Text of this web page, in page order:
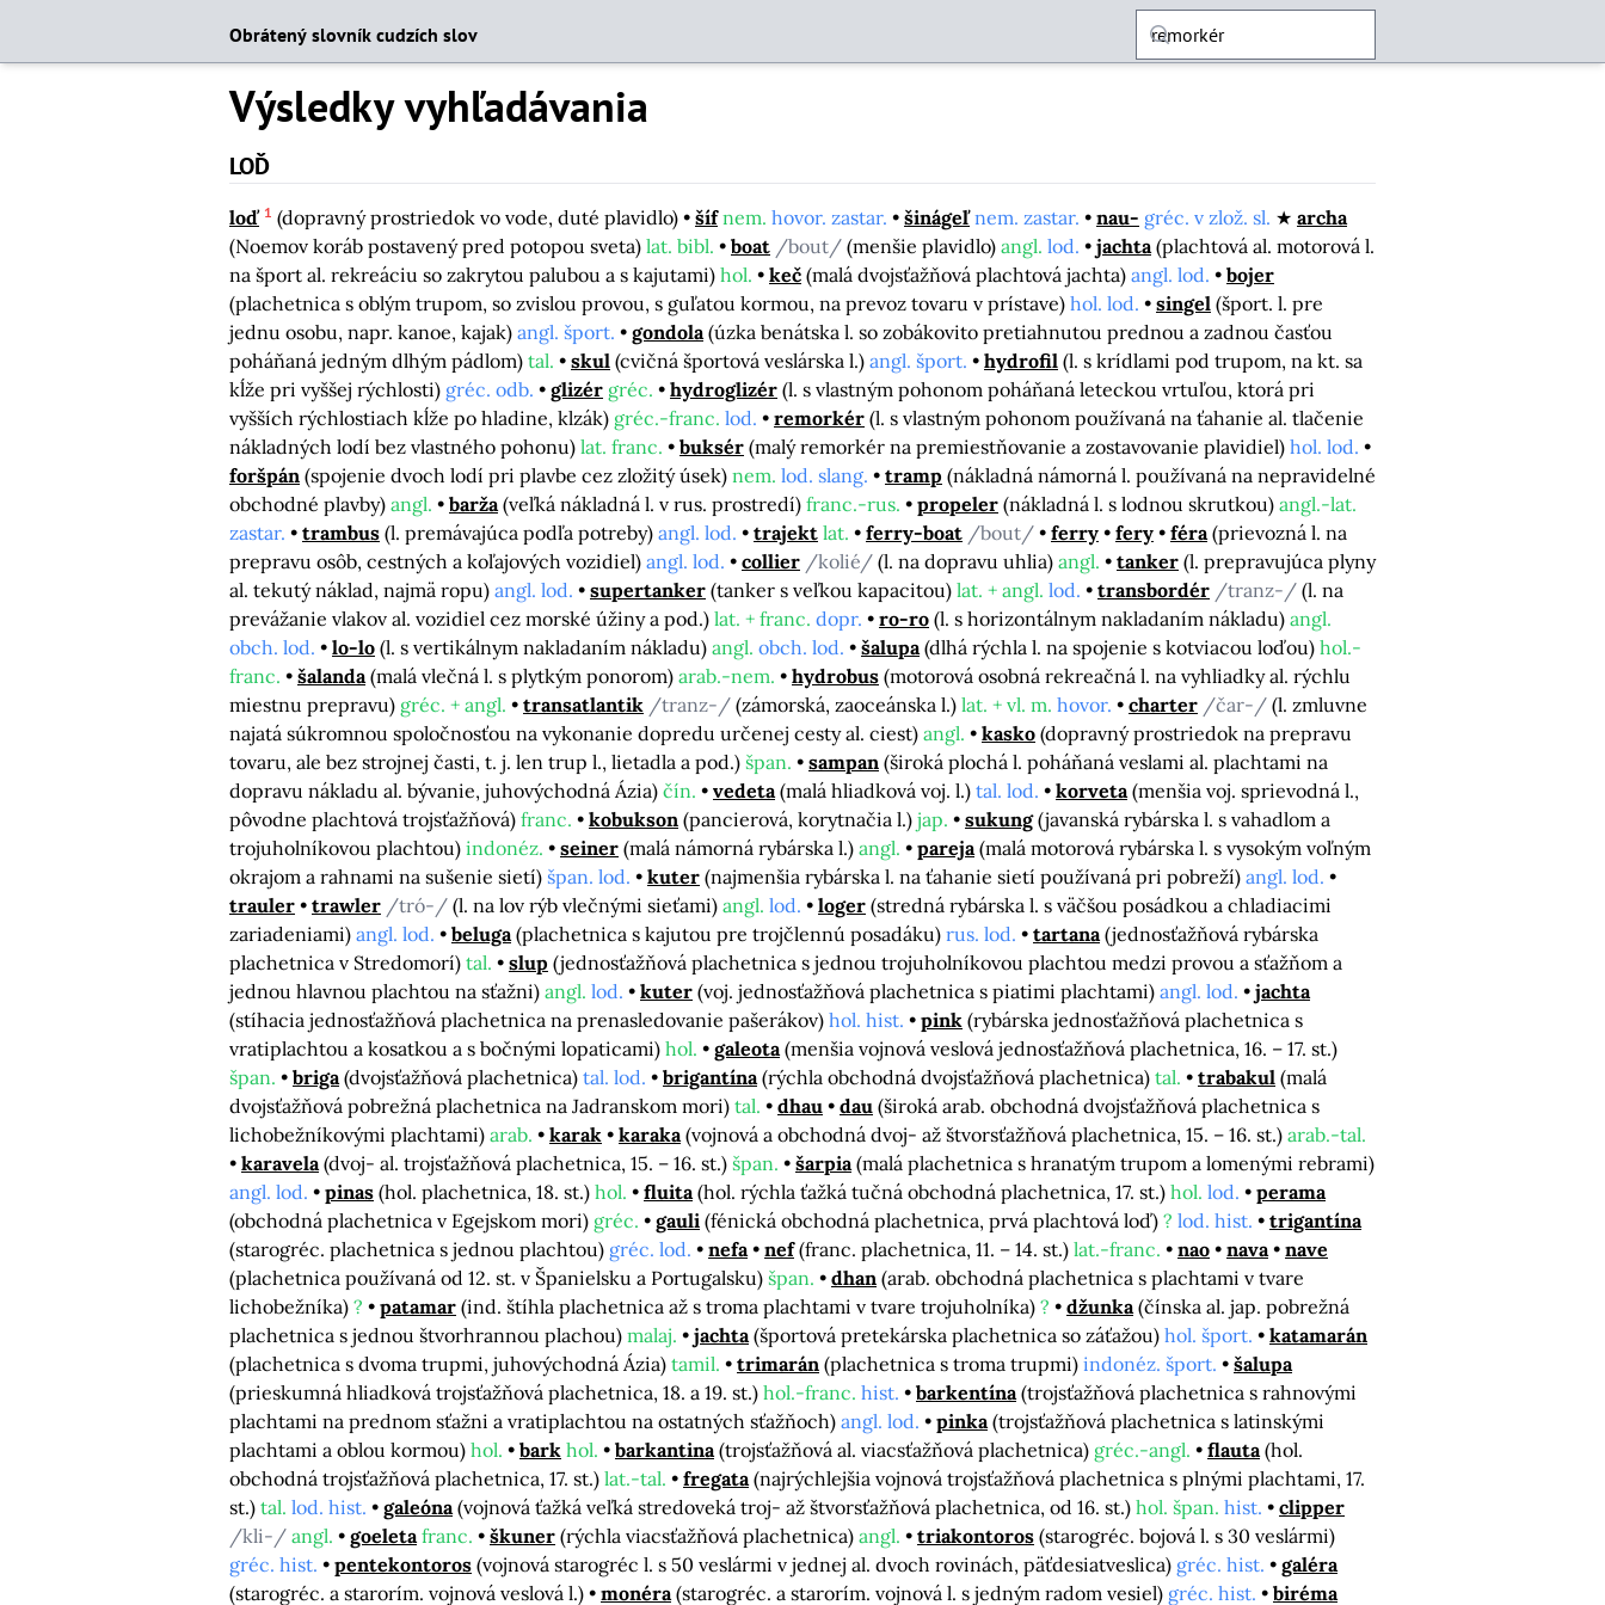
Obrátený slovník cudzích slov
Výsledky vyhľadávania
LOĎ
loď 1 (dopravný prostriedok vo vode, duté plavidlo) šíf nem. hovor. zastar. šinágeľ nem. zastar. nau- gréc. v zlož. sl.
archa
(Noemov koráb postavený pred potopou sveta) lat. bibl. boat /bout/ (menšie plavidlo) angl. lod. jachta (plachtová al. motorová l.
na šport al. rekreáciu so zakrytou palubou a s kajutami) hol. keč (malá dvojsťažňová plachtová jachta) angl. lod.
bojer
(plachetnica s oblým trupom, so zvislou provou, s guľatou kormou, na prevoz tovaru v prístave) hol. lod. singel (šport. l. pre
jednu osobu, napr. kanoe, kajak) angl. šport. gondola (úzka benátska l. so zobákovito pretiahnutou prednou a zadnou časťou
poháňaná jedným dlhým pádlom) tal. skul (cvičná športová veslárska l.) angl. šport. hydrofil (l. s krídlami pod trupom, na kt. sa
kĺže pri vyššej rýchlosti) gréc. odb. glizér gréc. hydroglizér (l. s vlastným pohonom poháňaná leteckou vrtuľou, ktorá pri
vyšších rýchlostiach kĺže po hladine, klzák) gréc.-franc. lod. remorkér (l. s vlastným pohonom používaná na ťahanie al. tlačenie
nákladných lodí bez vlastného pohonu) lat. franc. buksér (malý remorkér na premiestňovanie a zostavovanie plavidiel) hol. lod.
foršpán (spojenie dvoch lodí pri plavbe cez zložitý úsek) nem. lod. slang. tramp (nákladná námorná l. používaná na nepravidelné
obchodné plavby) angl. barža (veľká nákladná l. v rus. prostredí) franc.-rus. propeler (nákladná l. s lodnou skrutkou) angl.-lat.
zastar.
trambus (l. premávajúca podľa potreby) angl. lod. trajekt lat. ferry-boat /bout/ ferry fery féra (prievozná l. na
prepravu osôb, cestných a koľajových vozidiel) angl. lod. collier /kolié/ (l. na dopravu uhlia) angl. tanker (l. prepravujúca plyny
al. tekutý náklad, najmä ropu) angl. lod. supertanker (tanker s veľkou kapacitou) lat. + angl. lod. transbordér /tranz-/ (l. na
prevážanie vlakov al. vozidiel cez morské úžiny a pod.) lat. + franc. dopr. ro-ro (l. s horizontálnym nakladaním nákladu) angl.
obch. lod.
lo-lo (l. s vertikálnym nakladaním nákladu) angl. obch. lod. šalupa (dlhá rýchla l. na spojenie s kotviacou loďou) hol.-
franc.
šalanda (malá vlečná l. s plytkým ponorom) arab.-nem. hydrobus (motorová osobná rekreačná l. na vyhliadky al. rýchlu
miestnu prepravu) gréc. + angl. transatlantik /tranz-/ (zámorská, zaoceánska l.) lat. + vl. m. hovor. charter /čar-/ (l. zmluvne
najatá súkromnou spoločnosťou na vykonanie dopredu určenej cesty al. ciest) angl. kasko (dopravný prostriedok na prepravu
tovaru, ale bez strojnej časti, t. j. len trup l., lietadla a pod.) špan. sampan (široká plochá l. poháňaná veslami al. plachtami na
dopravu nákladu al. bývanie, juhovýchodná Ázia) čín. vedeta (malá hliadková voj. l.) tal. lod. korveta (menšia voj. sprievodná l.,
pôvodne plachtová trojsťažňová) franc. kobukson (pancierová, korytnačia l.) jap. sukung (javanská rybárska l. s vahadlom a
trojuholníkovou plachtou) indonéz. seiner (malá námorná rybárska l.) angl. pareja (malá motorová rybárska l. s vysokým voľným
okrajom a rahnami na sušenie sietí) špan. lod. kuter (najmenšia rybárska l. na ťahanie sietí používaná pri pobreží) angl. lod.
trauler
trawler /tró-/ (l. na lov rýb vlečnými sieťami) angl. lod. loger (stredná rybárska l. s väčšou posádkou a chladiacimi
zariadeniami) angl. lod. beluga (plachetnica s kajutou pre trojčlennú posadáku) rus. lod. tartana (jednosťažňová rybárska
plachetnica v Stredomorí) tal. slup (jednosťažňová plachetnica s jednou trojuholníkovou plachtou medzi provou a sťažňom a
jednou hlavnou plachtou na sťažni) angl. lod. kuter (voj. jednosťažňová plachetnica s piatimi plachtami) angl. lod.
jachta
(stíhacia jednosťažňová plachetnica na prenasledovanie pašerákov) hol. hist. pink (rybárska jednosťažňová plachetnica s
vratiplachtou a kosatkou a s bočnými lopaticami) hol. galeota (menšia vojnová veslová jednosťažňová plachetnica, 16. – 17. st.)
špan.
briga (dvojsťažňová plachetnica) tal. lod. brigantína (rýchla obchodná dvojsťažňová plachetnica) tal. trabakul (malá
dvojsťažňová pobrežná plachetnica na Jadranskom mori) tal. dhau dau (široká arab. obchodná dvojsťažňová plachetnica s
lichobežníkovými plachtami) arab. karak karaka (vojnová a obchodná dvoj- až štvorsťažňová plachetnica, 15. – 16. st.) arab.-tal.
karavela (dvoj- al. trojsťažňová plachetnica, 15. – 16. st.) špan. šarpia (malá plachetnica s hranatým trupom a lomenými rebrami)
angl. lod.
pinas (hol. plachetnica, 18. st.) hol. fluita (hol. rýchla ťažká tučná obchodná plachetnica, 17. st.) hol. lod.
perama
(obchodná plachetnica v Egejskom mori) gréc. gauli (fénická obchodná plachetnica, prvá plachtová loď) ? lod. hist.
trigantína
(starogréc. plachetnica s jednou plachtou) gréc. lod. nefa nef (franc. plachetnica, 11. – 14. st.) lat.-franc. nao nava
nave
(plachetnica používaná od 12. st. v Španielsku a Portugalsku) špan. dhan (arab. obchodná plachetnica s plachtami v tvare
lichobežníka) ? patamar (ind. štíhla plachetnica až s troma plachtami v tvare trojuholníka) ? džunka (čínska al. jap. pobrežná
plachetnica s jednou štvorhrannou plachou) malaj. jachta (športová pretekárska plachetnica so záťažou) hol. šport.
katamarán
(plachetnica s dvoma trupmi, juhovýchodná Ázia) tamil. trimarán (plachetnica s troma trupmi) indonéz. šport.
šalupa
(prieskumná hliadková trojsťažňová plachetnica, 18. a 19. st.) hol.-franc. hist. barkentína (trojsťažňová plachetnica s rahnovými
plachtami na prednom sťažni a vratiplachtou na ostatných sťažňoch) angl. lod. pinka (trojsťažňová plachetnica s latinskými
plachtami a oblou kormou) hol. bark hol. barkantina (trojsťažňová al. viacsťažňová plachetnica) gréc.-angl. flauta (hol.
obchodná trojsťažňová plachetnica, 17. st.) lat.-tal. fregata (najrýchlejšia vojnová trojsťažňová plachetnica s plnými plachtami, 17.
st.) tal. lod. hist. galeóna (vojnová ťažká veľká stredoveká troj- až štvorsťažňová plachetnica, od 16. st.) hol. špan. hist.
clipper
/kli-/ angl. goeleta franc. škuner (rýchla viacsťažňová plachetnica) angl. triakontoros (starogréc. bojová l. s 30 veslármi)
gréc. hist.
pentekontoros (vojnová starogréc l. s 50 veslármi v jednej al. dvoch rovinách, päťdesiatveslica) gréc. hist.
galéra
(starogréc. a starorím. vojnová veslová l.)
monéra (starogréc. a starorím. vojnová l. s jedným radom vesiel) gréc. hist. biréma